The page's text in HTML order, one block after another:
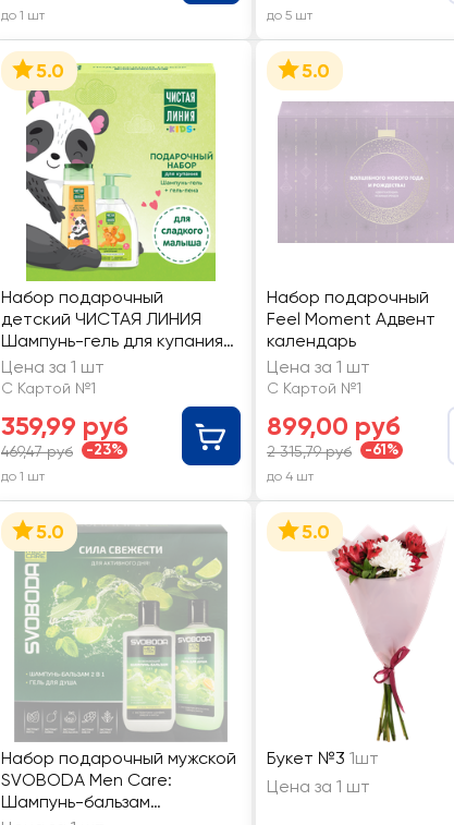
до 1 шт до 5 шт
5.0
Набор подарочный
детский ЧИСТАЯ ЛИНИЯ
Шампунь-гель для купания,
520мл+Гель-пена для душа
2в1, 250мл
Цена за 1 шт
С Картой №1
359,99 руб
469,47 руб -23%
до 1 шт
5.0
Набор подарочный
Feel Moment Адвент
календарь
Цена за 1 шт
С Картой №1
899,00 руб
2 315,79 руб -61%
до 4 шт
5.0
Набор подарочный мужской
SVOBODA Men Care:
Шампунь-бальзам
5.0
Букет №3 1шт
Цена за 1 шт